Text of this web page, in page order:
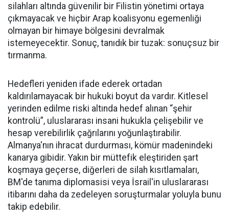
silahları altında güvenilir bir Filistin yönetimi ortaya
çıkmayacak ve hiçbir Arap koalisyonu egemenliği
olmayan bir himaye bölgesini devralmak
istemeyecektir. Sonuç, tanıdık bir tuzak: sonuçsuz bir
tırmanma.
Hedefleri yeniden ifade ederek ortadan
kaldırılamayacak bir hukuki boyut da vardır. Kitlesel
yerinden edilme riski altında hedef alınan “şehir
kontrolü”, uluslararası insani hukukla çelişebilir ve
hesap verebilirlik çağrılarını yoğunlaştırabilir.
Almanya'nın ihracat durdurması, kömür madenindeki
kanarya gibidir. Yakın bir müttefik eleştiriden şart
koşmaya geçerse, diğerleri de silah kısıtlamaları,
BM'de tanıma diplomasisi veya İsrail'in uluslararası
itibarını daha da zedeleyen soruşturmalar yoluyla bunu
takip edebilir.